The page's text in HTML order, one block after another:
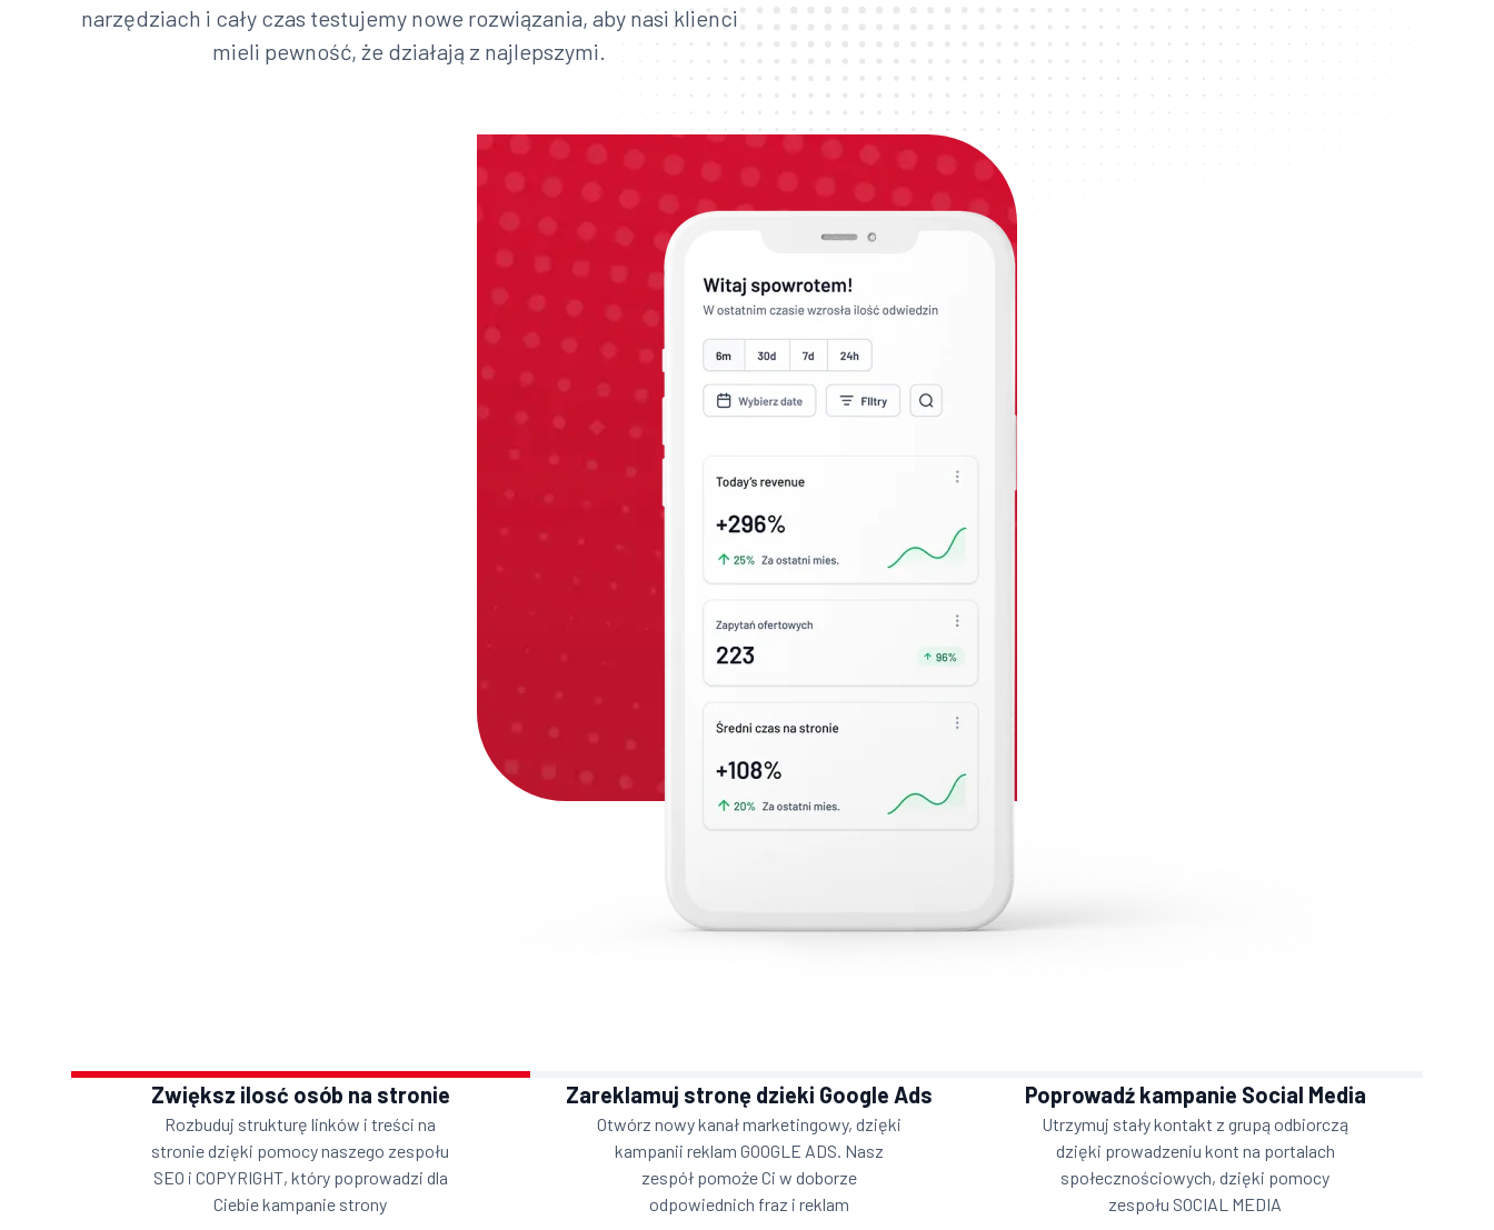
narzędziach i cały czas testujemy nowe rozwiązania, aby nasi klienci
mieli pewność, że działają z najlepszymi.
Zwiększ ilosć osób na stronie
Rozbuduj strukturę linków i treści na
stronie dzięki pomocy naszego zespołu
SEO i COPYRIGHT, który poprowadzi dla
Ciebie kampanie strony
Zareklamuj stronę dzieki Google Ads
Otwórz nowy kanał marketingowy, dzięki
kampanii reklam GOOGLE ADS. Nasz
zespół pomoże Ci w doborze
odpowiednich fraz i reklam
Poprowadź kampanie Social Media
Utrzymuj stały kontakt z grupą odbiorczą
dzięki prowadzeniu kont na portalach
społecznościowych, dzięki pomocy
zespołu SOCIAL MEDIA